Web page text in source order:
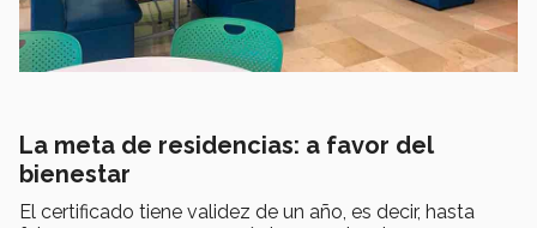
La meta de residencias: a favor del
bienestar
El certificado tiene validez de un año, es decir, hasta